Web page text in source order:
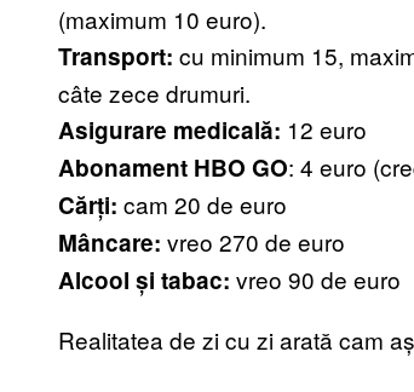
(maximum 10 euro).
Transport: cu minimum 15,
câte zece drumuri.
Asigurare medicală: 12 euro
Abonament HBO GO: 4 euro
Cărți: cam 20 de euro
Mâncare: vreo 270 de euro
Alcool și tabac: vreo 90 de euro
Realitatea de zi cu zi arată cam